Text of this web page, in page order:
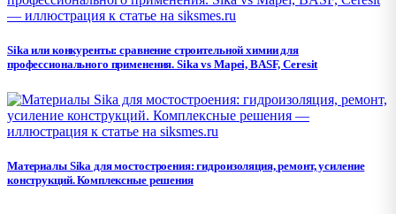
Sika или конкуренты: сравнение строительной химии для
профессионального применения. Sika vs Mapei, BASF, Ceresit
Материалы Sika для мостостроения: гидроизоляция, ремонт, усиление
конструкций. Комплексные решения